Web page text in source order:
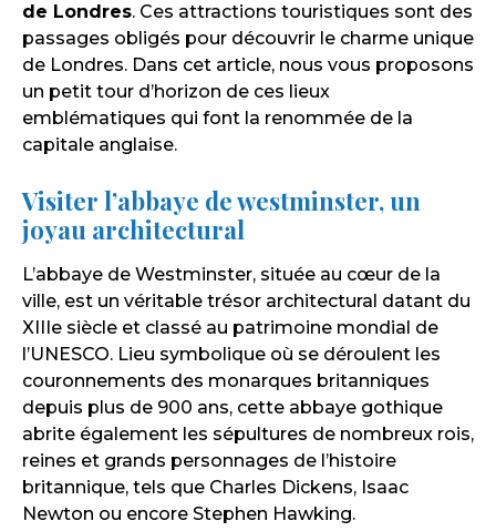
de Londres. Ces attractions touristiques sont des
passages obligés pour découvrir le charme unique
de Londres. Dans cet article, nous vous proposons
un petit tour d’horizon de ces lieux
emblématiques qui font la renommée de la
capitale anglaise.
Visiter l’abbaye de westminster, un
joyau architectural
L’abbaye de Westminster, située au cœur de la
ville, est un véritable trésor architectural datant du
XIIIe siècle et classé au patrimoine mondial de
l’UNESCO. Lieu symbolique où se déroulent les
couronnements des monarques britanniques
depuis plus de 900 ans, cette abbaye gothique
abrite également les sépultures de nombreux rois,
reines et grands personnages de l’histoire
britannique, tels que Charles Dickens, Isaac
Newton ou encore Stephen Hawking.